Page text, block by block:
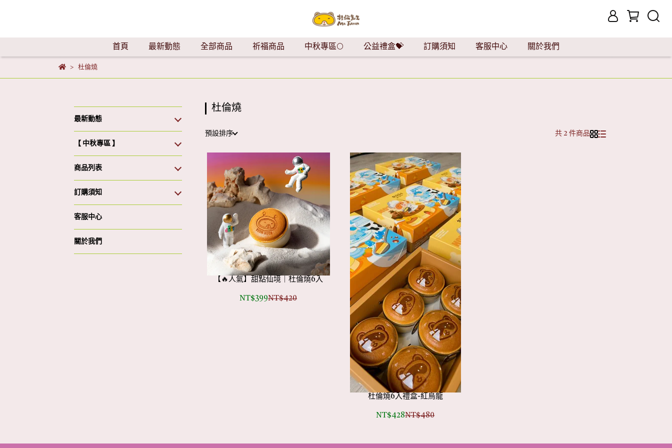
首頁 最新動態 全部商品 祈福商品 中秋專區🌕 公益禮盒💝 訂購須知 客服中心 關於我們
杜倫燒
最新動態
【 中秋專區 】
商品列表
訂購須知
客服中心
關於我們
杜倫燒
預設排序 共 2 件商品
【🔥人氣】甜點仙境｜杜倫燒6入
NT$399NT$420
杜倫燒6入禮盒-紅烏龍
NT$428NT$480